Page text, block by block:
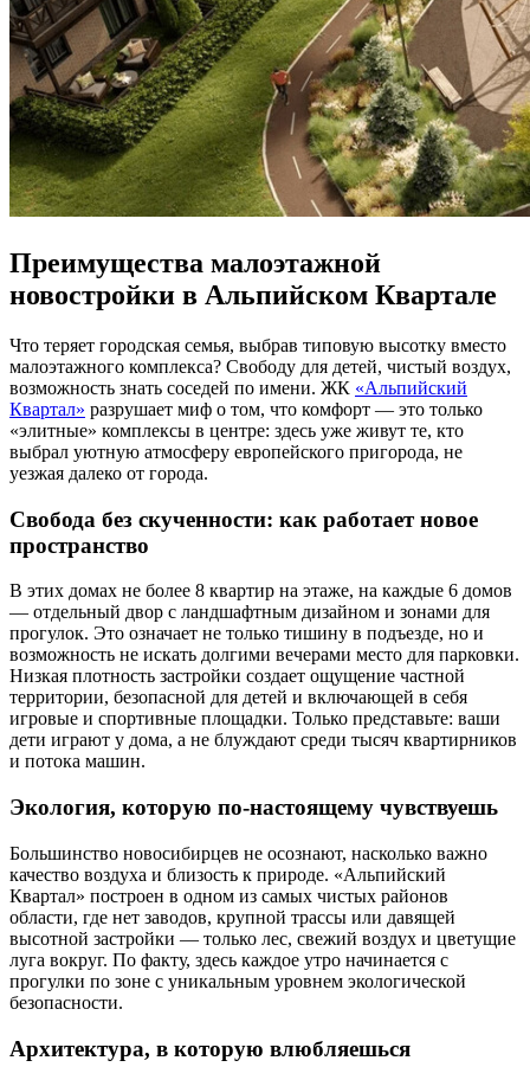
Преимущества малоэтажной
новостройки в Альпийском Квартале
Что теряет городская семья, выбрав типовую высотку вместо
малоэтажного комплекса? Свободу для детей, чистый воздух,
возможность знать соседей по имени. ЖК «Альпийский
Квартал» разрушает миф о том, что комфорт — это только
«элитные» комплексы в центре: здесь уже живут те, кто
выбрал уютную атмосферу европейского пригорода, не
уезжая далеко от города.
Свобода без скученности: как работает новое
пространство
В этих домах не более 8 квартир на этаже, на каждые 6 домов
— отдельный двор с ландшафтным дизайном и зонами для
прогулок. Это означает не только тишину в подъезде, но и
возможность не искать долгими вечерами место для парковки.
Низкая плотность застройки создает ощущение частной
территории, безопасной для детей и включающей в себя
игровые и спортивные площадки. Только представьте: ваши
дети играют у дома, а не блуждают среди тысяч квартирников
и потока машин.
Экология, которую по-настоящему чувствуешь
Большинство новосибирцев не осознают, насколько важно
качество воздуха и близость к природе. «Альпийский
Квартал» построен в одном из самых чистых районов
области, где нет заводов, крупной трассы или давящей
высотной застройки — только лес, свежий воздух и цветущие
луга вокруг. По факту, здесь каждое утро начинается с
прогулки по зоне с уникальным уровнем экологической
безопасности.
Архитектура, в которую влюбляешься